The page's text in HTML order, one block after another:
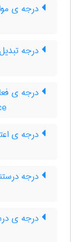
درجه ی
درجه
درجه ی
درجه ی
درجه
درجه ی